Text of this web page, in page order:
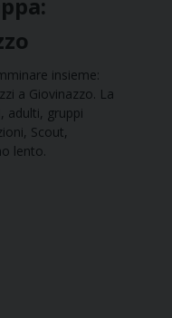
insieme:
a Giovinazzo. La
adulti, gruppi
Scout,
lento.